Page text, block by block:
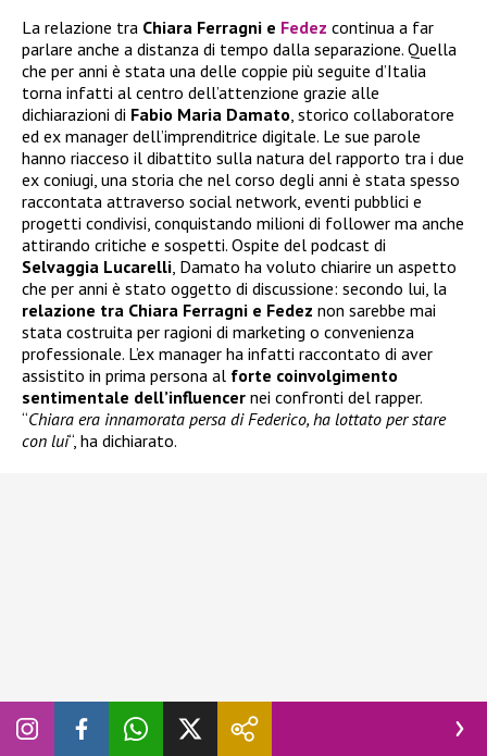
La relazione tra Chiara Ferragni e Fedez continua a far
parlare anche a distanza di tempo dalla separazione. Quella
che per anni è stata una delle coppie più seguite d’Italia
torna infatti al centro dell’attenzione grazie alle
dichiarazioni di Fabio Maria Damato , storico collaboratore
ed ex manager dell’imprenditrice digitale. Le sue parole
hanno riacceso il dibattito sulla natura del rapporto tra i due
ex coniugi, una storia che nel corso degli anni è stata spesso
raccontata attraverso social network, eventi pubblici e
progetti condivisi, conquistando milioni di follower ma anche
attirando critiche e sospetti. Ospite del podcast di
Selvaggia Lucarelli , Damato ha voluto chiarire un aspetto
che per anni è stato oggetto di discussione: secondo lui, la
relazione tra Chiara Ferragni e Fedez non sarebbe mai
stata costruita per ragioni di marketing o convenienza
professionale. L’ex manager ha infatti raccontato di aver
assistito in prima persona al forte coinvolgimento
sentimentale dell’influencer nei confronti del rapper.
“Chiara era innamorata persa di Federico, ha lottato per stare
con lui“, ha dichiarato.